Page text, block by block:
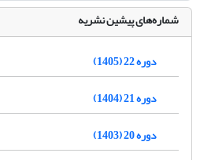
شماره‌های پیشین نشریه
دوره 22 (1405)
دوره 21 (1404)
دوره 20 (1403)